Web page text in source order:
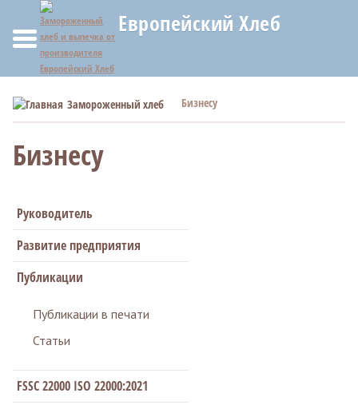
Европейский Хлеб
Замороженный хлеб Бизнесу
Бизнесу
Руководитель
Развитие предприятия
Публикации
Публикации в печати
Статьи
FSSC 22000 ISO 22000:2021